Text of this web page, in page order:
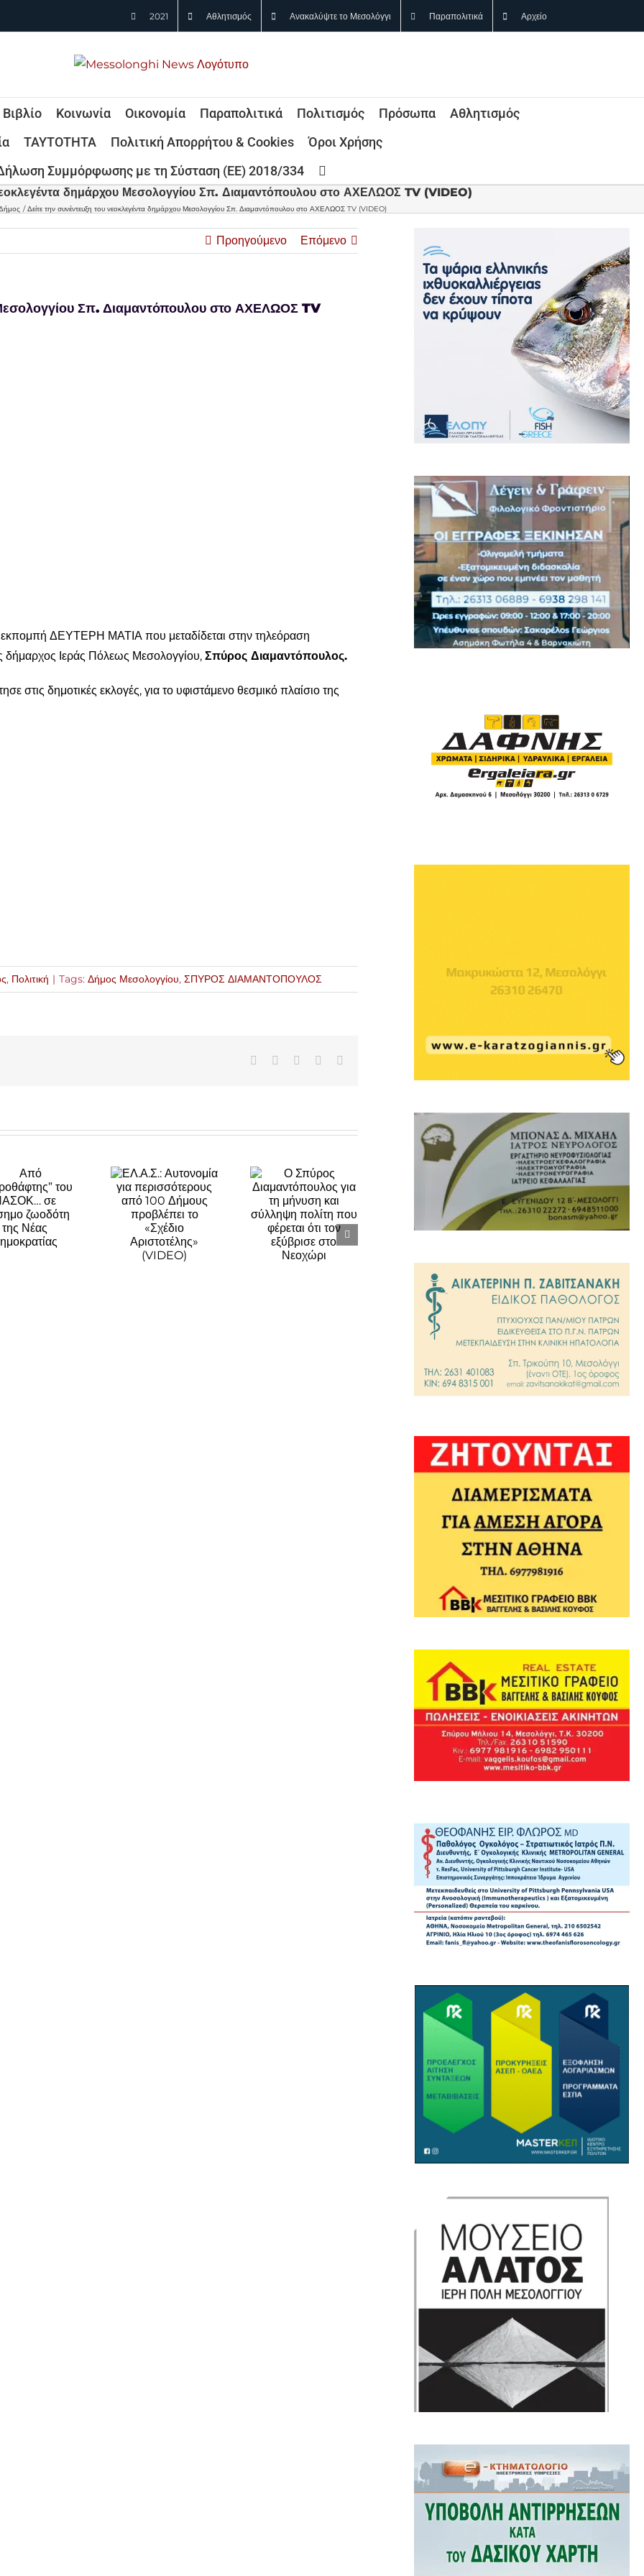
2021 Αθλητισμός Ανακαλύψτε το Μεσολόγγι Παραπολιτικά Αρχείο
Βιβλίο Κοινωνία Οικονομία Παραπολιτικά Πολιτισμός Πρόσωπα
Αθλητισμός
ΤΑΥΤΟΤΗΤΑ Πολιτική Απορρήτου & Cookies
Όροι Χρήσης
Συμμόρφωσης με τη Σύσταση (ΕΕ) 2018/334
δημάρχου Μεσολογγίου Σπ. Διαμαντόπουλου στο ΑΧΕΛΩΟΣ TV (VIDEO)
Δείτε την συνέντευξη του νεοκλεγέντα δημάρχου Μεσολογγίου Σπ. Διαμαντόπουλου στο ΑΧΕΛΩΟΣ TV (VIDEO)
Προηγούμενο Επόμενο
Σπ. Διαμαντόπουλου στο ΑΧΕΛΩΟΣ TV
ΔΕΥΤΕΡΗ ΜΑΤΙΑ που μεταδίδεται στην τηλεόραση
Ιεράς Πόλεως Μεσολογγίου, Σπύρος Διαμαντόπουλος.
στις δημοτικές εκλογές, για το υφιστάμενο θεσμικό πλαίσιο της
, Πολιτική | Tags: Δήμος Μεσολογγίου, ΣΠΥΡΟΣ ΔΙΑΜΑΝΤΟΠΟΥΛΟΣ
Facebook LinkedInWhatsApp
Αυτονομία για
περισσότερους
από 100
Δήμους
προβλέπει το
Διαμαντόπουλος
για τη μήνυση
και σύλληψη
πολίτη που
φέρεται ότι